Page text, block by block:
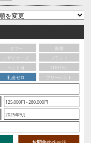
タワー
低層
デザイナーズ
ブランド
ペット可
SOHO可
礼金ゼロ
フリーレント
125,000円 - 280,000円
2025年9月